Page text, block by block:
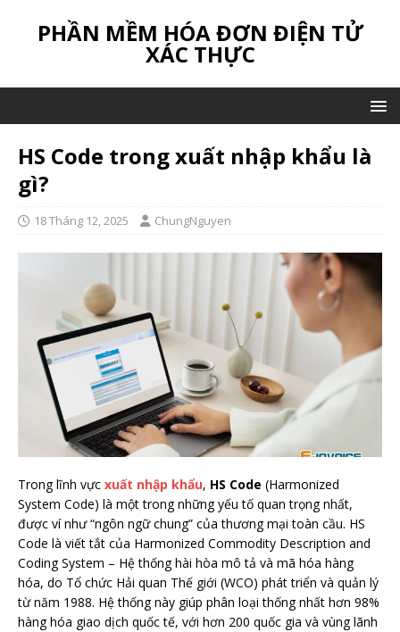
PHẦN MỀM HÓA ĐƠN ĐIỆN TỬ
XÁC THỰC
HS Code trong xuất nhập khẩu là
gì?
18 Tháng 12, 2025 ChungNguyen
Trong lĩnh vực xuất nhập khẩu, HS Code (Harmonized
System Code) là một trong những yếu tố quan trọng nhất,
được ví như “ngôn ngữ chung” của thương mại toàn cầu. HS
Code là viết tắt của Harmonized Commodity Description and
Coding System – Hệ thống hài hòa mô tả và mã hóa hàng
hóa, do Tổ chức Hải quan Thế giới (WCO) phát triển và quản lý
từ năm 1988. Hệ thống này giúp phân loại thống nhất hơn 98%
hàng hóa giao dịch quốc tế, với hơn 200 quốc gia và vùng lãnh